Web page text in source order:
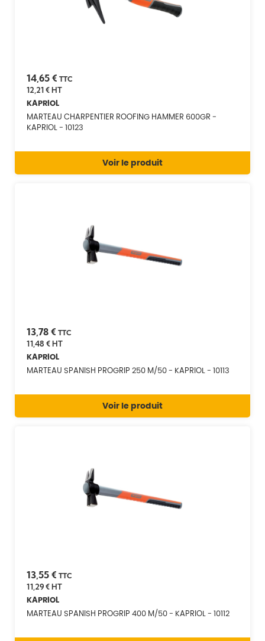
14,65 € TTC
12,21 €HT
KAPRIOL
MARTEAU CHARPENTIER ROOFING HAMMER 600GR -
KAPRIOL - 10123
Voir le produit
13,78 € TTC
11,48 €HT
KAPRIOL
MARTEAU SPANISH PROGRIP 250 M/50 - KAPRIOL - 10113
Voir le produit
13,55 € TTC
11,29 €HT
KAPRIOL
MARTEAU SPANISH PROGRIP 400 M/50 - KAPRIOL - 10112